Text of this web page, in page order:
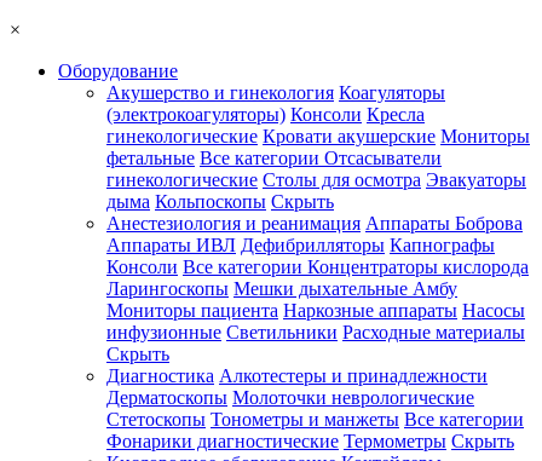
×
Оборудование
Акушерство и гинекология Коагуляторы
(электрокоагуляторы) Консоли Кресла
гинекологические Кровати акушерские Мониторы
фетальные Все категории Отсасыватели
гинекологические Столы для осмотра Эвакуаторы
дыма Кольпоскопы Скрыть
Анестезиология и реанимация Аппараты Боброва
Аппараты ИВЛ Дефибрилляторы Капнографы
Консоли Все категории Концентраторы кислорода
Ларингоскопы Мешки дыхательные Амбу
Мониторы пациента Наркозные аппараты Насосы
инфузионные Светильники Расходные материалы
Скрыть
Диагностика Алкотестеры и принадлежности
Дерматоскопы Молоточки неврологические
Стетоскопы Тонометры и манжеты Все категории
Фонарики диагностические Термометры Скрыть